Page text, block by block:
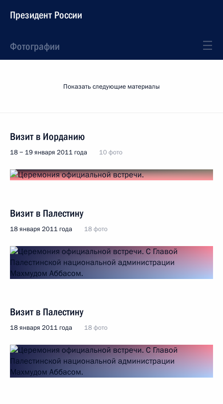
Президент России
Фотографии
Показать следующие материалы
Визит в Иорданию
18 − 19 января 2011 года 10 фото
Визит в Палестину
18 января 2011 года 18 фото
Визит в Палестину
18 января 2011 года 18 фото